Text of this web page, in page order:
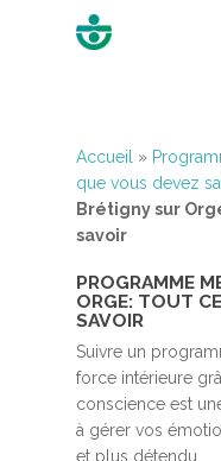
Hit enter to
Accueil »
que vous devez
Brétigny sur
savoir
PROGRAMME
ORGE: TOUT
SAVOIR
Suivre un
force intérieure
conscience est
à gérer vos
et plus détendu.